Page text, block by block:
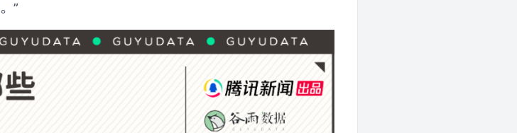
”